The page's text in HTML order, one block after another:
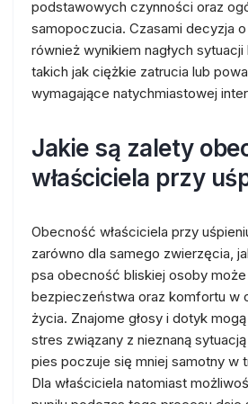
podstawowych czynności oraz
samopoczucia. Czasami decyzja
również wynikiem nagłych
takich jak ciężkie zatrucia lub
wymagające natychmiastowej
Jakie są zalety
właściciela przy
Obecność właściciela przy
zarówno dla samego zwierzęcia,
psa obecność bliskiej osoby
bezpieczeństwa oraz komfortu w
życia. Znajome głosy i dotyk
stres związany z nieznaną
pies poczuje się mniej samotny w
Dla właściciela natomiast